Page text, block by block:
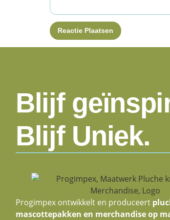
Blijf
Blijf Uniek.
Progimpex ontwikkelt en produceert
mascottepakken en merchandise op